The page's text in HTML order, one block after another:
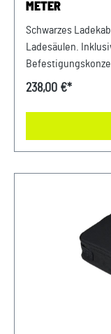
METER
Schwarzes
Ladesäulen.
Leistung: bis zu 22
AVP Sportwagen
LandshutAlbert
238,00 €*